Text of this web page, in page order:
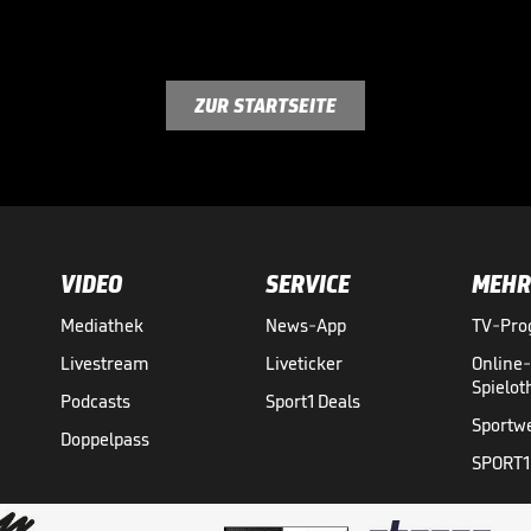
ZUR STARTSEITE
VIDEO
Mediathek
Livestream
Podcasts
Doppelpass
SERVICE
News-App
Liveticker
Sport1 Deals
MEHR
TV-